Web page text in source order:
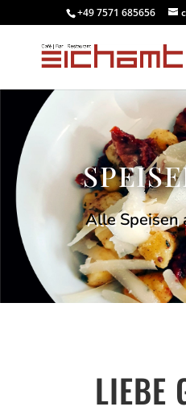
+49 7571 685656
Alle Speisen
LIEBE